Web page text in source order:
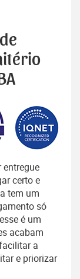
entregue
certo e
tem um
só
é um
acabam
a
e priorizar